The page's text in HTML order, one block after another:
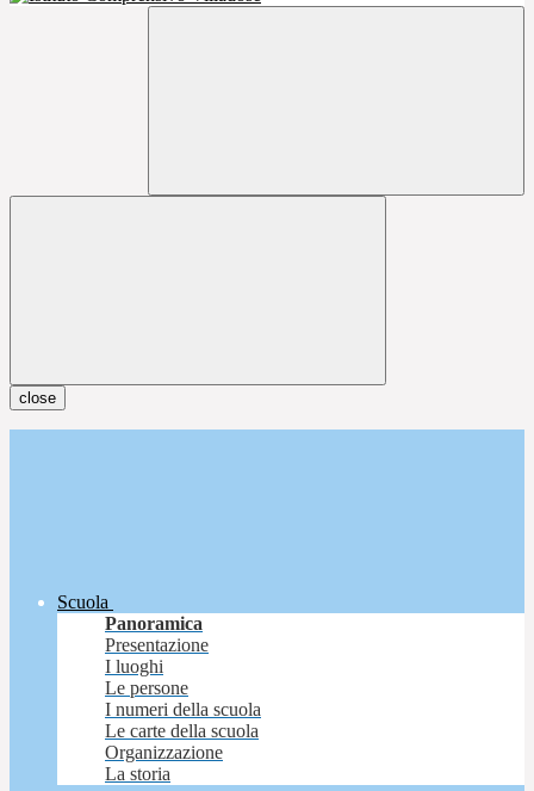
close
Scuola
Panoramica
Presentazione
I luoghi
Le persone
I numeri della scuola
Le carte della scuola
Organizzazione
La storia